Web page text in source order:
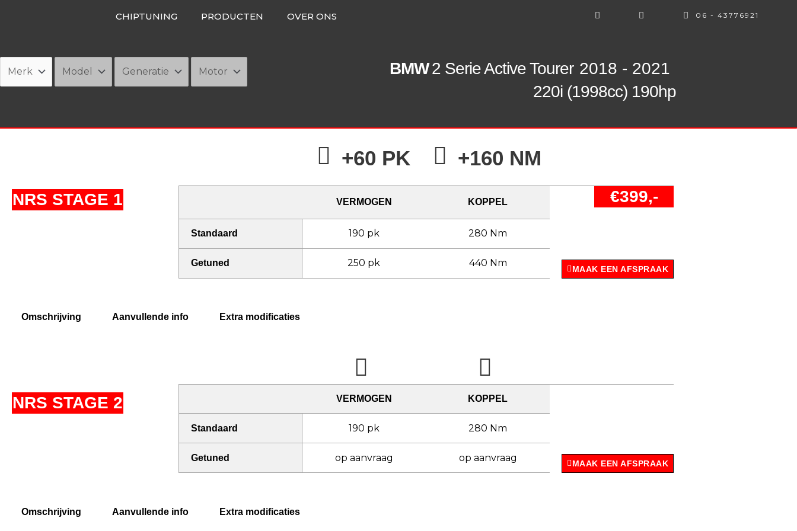
CHIPTUNING PRODUCTEN OVER ONS 06 - 43776921
BMW2 Serie Active Tourer 2018 - 2021
220i (1998cc) 190hp
NRS STAGE 1
+60 PK +160 NM
VERMOGEN KOPPEL €399,-
Standaard 190 pk 280 Nm
Getuned 250 pk 440 Nm
MAAK EEN AFSPRAAK
Omschrijving Aanvullende info Extra modificaties
NRS STAGE 2 VERMOGEN KOPPEL
Standaard 190 pk 280 Nm
Getuned op aanvraag op aanvraag
MAAK EEN AFSPRAAK
Omschrijving Aanvullende info Extra modificaties